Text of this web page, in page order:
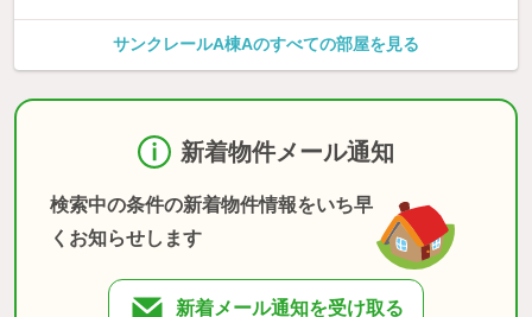
サンクレールA棟Aのすべての部屋を見る
新着物件メール通知
検索中の条件の新着物件情報をいち早
くお知らせします
新着メール通知を受け取る